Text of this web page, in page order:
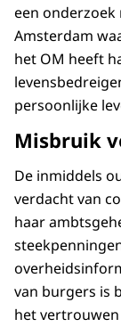
een onderzoek
Amsterdam
het OM heeft
persoonlijke
Misbruik
De inmiddels
verdacht van
haar
van burgers is
het